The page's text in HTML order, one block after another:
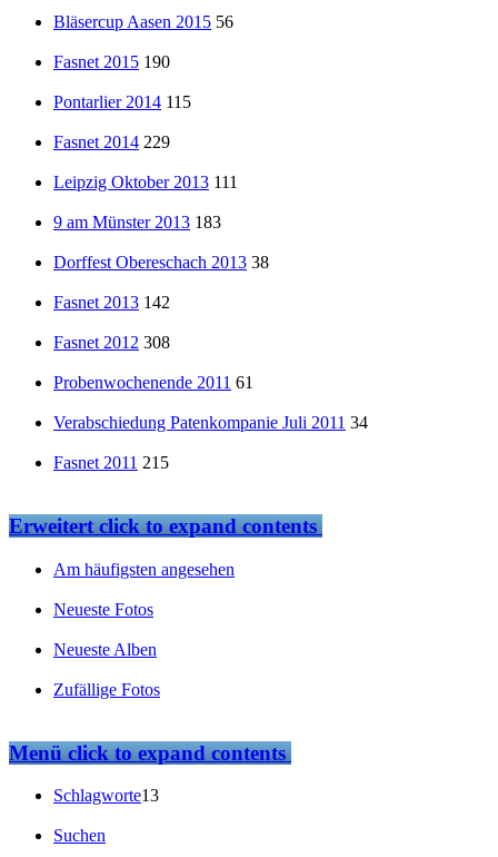
Bläsercup Aasen 2015 56
Fasnet 2015 190
Pontarlier 2014 115
Fasnet 2014 229
Leipzig Oktober 2013 111
9 am Münster 2013 183
Dorffest Obereschach 2013 38
Fasnet 2013 142
Fasnet 2012 308
Probenwochenende 2011 61
Verabschiedung Patenkompanie Juli 2011 34
Fasnet 2011 215
Erweitertclick to expand contents
Am häufigsten angesehen
Neueste Fotos
Neueste Alben
Zufällige Fotos
Menüclick to expand contents
Schlagworte13
Suchen